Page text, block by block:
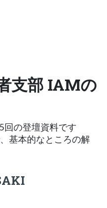
支部 IAMの
の登壇資料です
基本的なところの解